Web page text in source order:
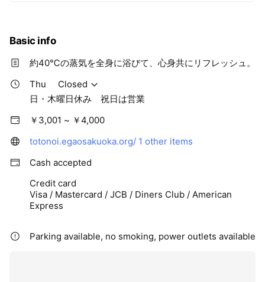
Basic info
約40℃の蒸気を全身に浴びて、心身共にリフレッシュ。
Thu
Closed
日・木曜日休み 祝日は営業
￥3,001 ~ ￥4,000
totonoi.egaosakuoka.org/ 1 other items
Cash accepted
Credit card
Visa / Mastercard / JCB / Diners Club / American
Express
Parking available, no smoking, power outlets available